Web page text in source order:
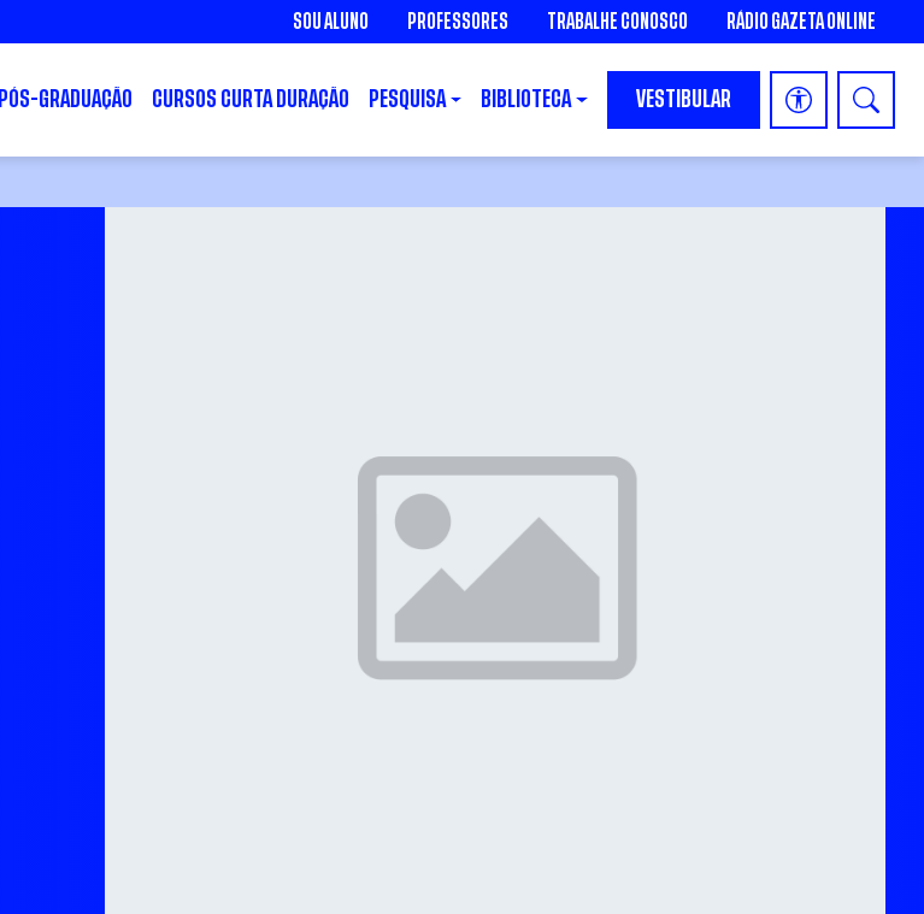
SOU ALUNO PROFESSORES TRABALHE CONOSCO RÁDIO GAZETA ONLINE
PÓS-GRADUAÇÃO CURSOS CURTA DURAÇÃO PESQUISA BIBLIOTECA VESTIBULAR